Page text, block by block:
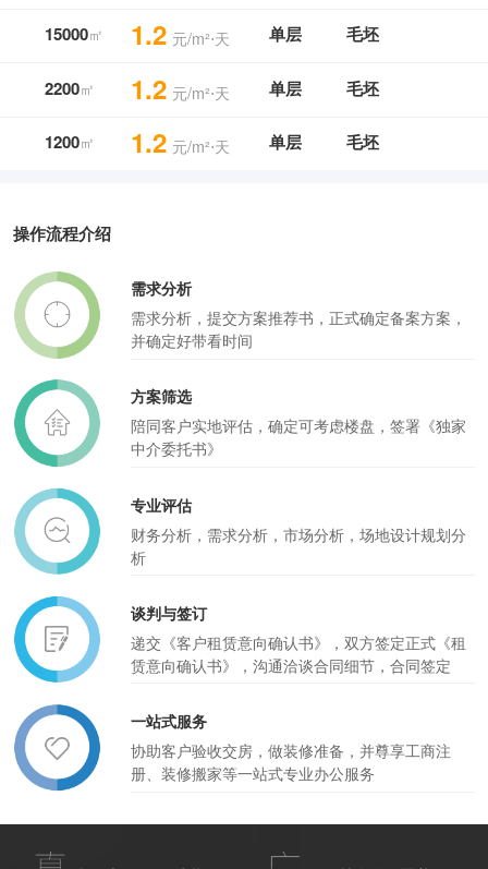
15000㎡ 1.2 元/m²⋅天 单层 毛坯
2200㎡ 1.2 元/m²⋅天 单层 毛坯
1200㎡ 1.2 元/m²⋅天 单层 毛坯
操作流程介绍
需求分析
需求分析，提交方案推荐书，正式确定备案方案，
并确定好带看时间
方案筛选
陪同客户实地评估，确定可考虑楼盘，签署《独家
中介委托书》
专业评估
财务分析，需求分析，市场分析，场地设计规划分
析
谈判与签订
递交《客户租赁意向确认书》，双方签定正式《租
赁意向确认书》，沟通洽谈合同细节，合同签定
一站式服务
协助客户验收交房，做装修准备，并尊享工商注
册、装修搬家等一站式专业办公服务